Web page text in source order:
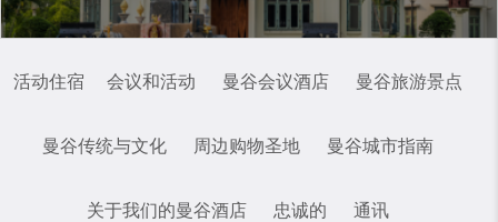
活动住宿 会议和活动 曼谷会议酒店 曼谷旅游景点
曼谷传统与文化 周边购物圣地 曼谷城市指南
关于我们的曼谷酒店 忠诚的 通讯